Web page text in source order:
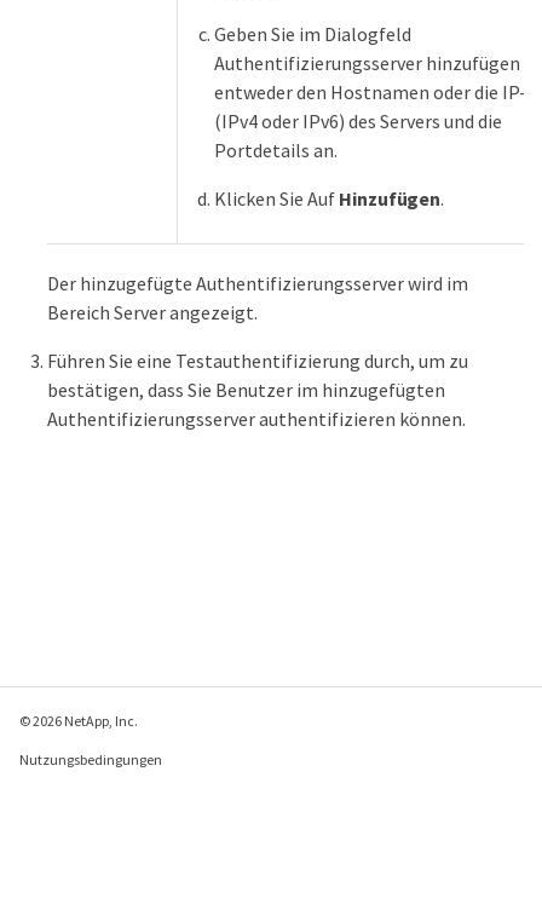
Geben Sie im Dialogfeld
Authentifizierungsserver hinzufügen
entweder den Hostnamen oder die IP-
(IPv4 oder IPv6) des Servers und die
Portdetails an.
Klicken Sie Auf Hinzufügen.
Der hinzugefügte Authentifizierungsserver wird im
Bereich Server angezeigt.
Führen Sie eine Testauthentifizierung durch, um zu
bestätigen, dass Sie Benutzer im hinzugefügten
Authentifizierungsserver authentifizieren können.
© 2026 NetApp, Inc.
Nutzungsbedingungen